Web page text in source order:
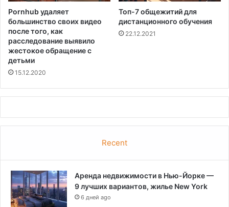
Pornhub удаляет
большинство своих видео
после того, как
расследование выявило
жестокое обращение с
детьми
15.12.2020
Топ-7 общежитий для
дистанционного обучения
22.12.2021
Recent
Аренда недвижимости в Нью-Йорке —
9 лучших вариантов, жилье New York
6 дней ago